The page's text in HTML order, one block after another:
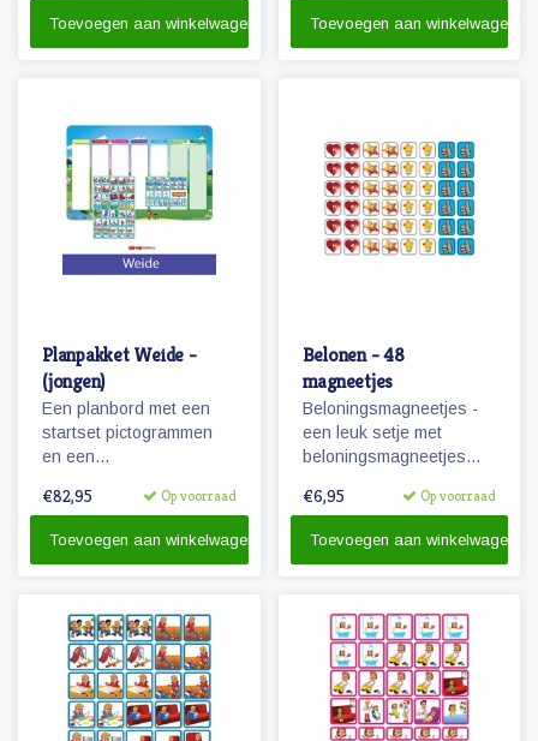
schoolreisje.
Toevoegen aan winkelwagen
beschrijfbaar.
Toevoegen aan winkelwagen
Planpakket Weide -
(jongen)
Een planbord met een
startset pictogrammen
en een
€82,95 Op voorraad
Toevoegen aan winkelwagen
Belonen - 48
magneetjes
Beloningsmagneetjes -
een leuk setje met
beloningsmagneetjes
jongens als meisjes.
€6,95 Op voorraad
Toevoegen aan winkelwagen